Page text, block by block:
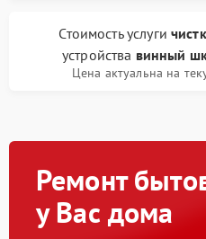
Стоимость услуги
устройства винный
Цена актуальна на
Ремонт
у Вас дома